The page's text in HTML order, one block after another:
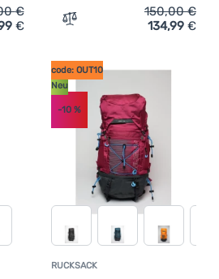
Husky Cruiser 55L' hinzufügen
€
€ Zum Vergleich 'Rucksack
150,00€
134,99 €
RUCKSACK
code: OUT10
Neu
-10%